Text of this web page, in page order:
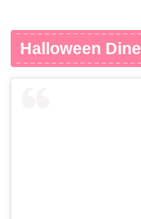
Halloween Dine